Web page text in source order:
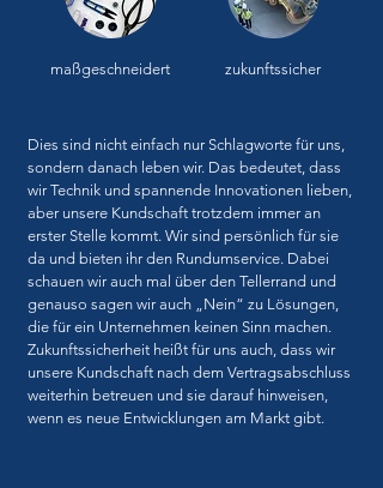
maßgeschneidert zukunftssicher
Dies sind nicht einfach nur Schlagworte für uns,
sondern danach leben wir. Das bedeutet, dass
wir Technik und spannende Innovationen lieben,
aber unsere Kundschaft trotzdem immer an
erster Stelle kommt. Wir sind persönlich für sie
da und bieten ihr den Rundumservice. Dabei
schauen wir auch mal über den Tellerrand und
genauso sagen wir auch „Nein“ zu Lösungen,
die für ein Unternehmen keinen Sinn machen.
Zukunftssicherheit heißt für uns auch, dass wir
unsere Kundschaft nach dem Vertragsabschluss
weiterhin betreuen und sie darauf hinweisen,
wenn es neue Entwicklungen am Markt gibt.